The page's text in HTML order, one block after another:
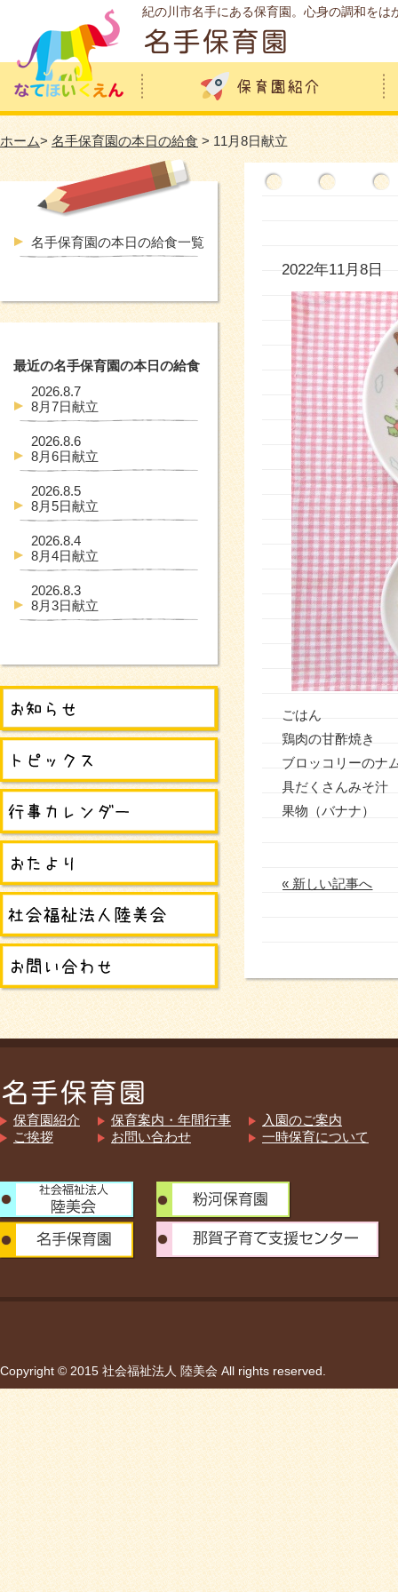
紀の川市名手にある保育園。心身の調和を
ホーム> 名手保育園の本日の給食 > 11月8日献立
2022年11月8日
ごはん
鶏肉の甘酢焼き
ブロッコリーの
具だくさんみそ
果物（バナナ）
« 新しい記事へ
名手保育園の本日の給食一覧
最近の名手保育園の本日の給食
2026.8.7
8月7日献立
2026.8.6
8月6日献立
2026.8.5
8月5日献立
2026.8.4
8月4日献立
2026.8.3
8月3日献立
保育園紹介
ご挨拶
保育案内・年間行事
お問い合わせ
入園のご案内
一時保育について
Copyright © 2015 社会福祉法人 陸美会 All rights reserved.